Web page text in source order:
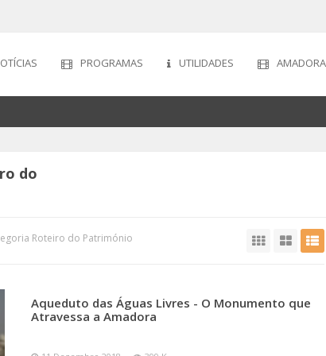
PROGRAMAS UTILIDADES
do
Roteiro do Património
Aqueduto das Águas Livres - O Monumento que
Atravessa a Amadora